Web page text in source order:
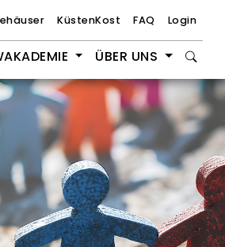
KüstenKost FAQ Login
ÜBER UNS